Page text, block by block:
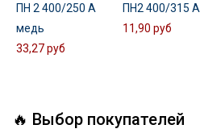
ПН 2 400/250 А
медь
33,27 руб
ПН2 400/315 А
11,90 руб
🔥 Выбор покупателей